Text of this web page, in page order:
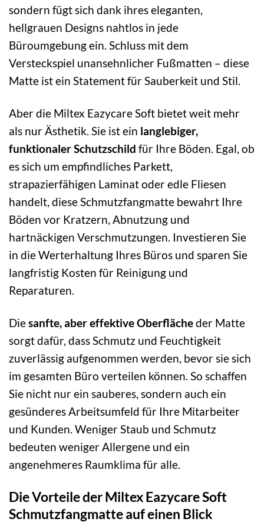
sondern fügt sich dank ihres eleganten,
hellgrauen Designs nahtlos in jede
Büroumgebung ein. Schluss mit dem
Versteckspiel unansehnlicher Fußmatten – diese
Matte ist ein Statement für Sauberkeit und Stil.
Aber die Miltex Eazycare Soft bietet weit mehr
als nur Ästhetik. Sie ist ein langlebiger,
funktionaler Schutzschild für Ihre Böden. Egal, ob
es sich um empfindliches Parkett,
strapazierfähigen Laminat oder edle Fliesen
handelt, diese Schmutzfangmatte bewahrt Ihre
Böden vor Kratzern, Abnutzung und
hartnäckigen Verschmutzungen. Investieren Sie
in die Werterhaltung Ihres Büros und sparen Sie
langfristig Kosten für Reinigung und
Reparaturen.
Diesanfte, aber effektive Oberflächeder Matte
sorgt dafür, dass Schmutz und Feuchtigkeit
zuverlässig aufgenommen werden, bevor sie sich
im gesamten Büro verteilen können. So schaffen
Sie nicht nur ein sauberes, sondern auch ein
gesünderes Arbeitsumfeld für Ihre Mitarbeiter
und Kunden. Weniger Staub und Schmutz
bedeuten weniger Allergene und ein
angenehmeres Raumklima für alle.
Die Vorteile der Miltex Eazycare Soft
Schmutzfangmatte auf einen Blick